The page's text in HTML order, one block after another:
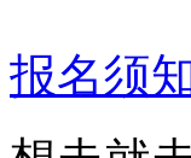
报名须